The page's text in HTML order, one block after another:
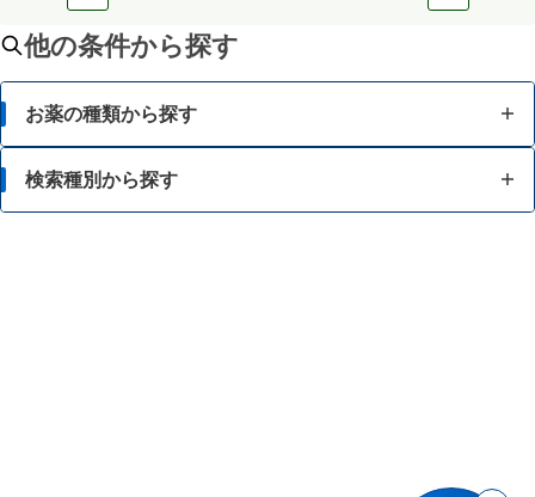
他の条件から探す
お薬の種類から探す
かぜ薬
検索種別から探す